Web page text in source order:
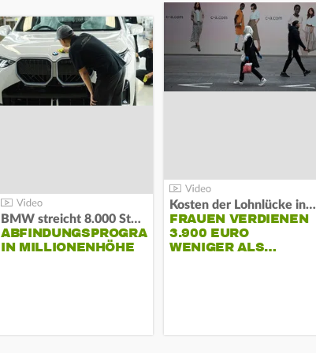
BMW streicht 8.000 Stellen:
ABFINDUNGSPROGRAMM
IN MILLIONENHÖHE
Kosten der Lohnlücke in der EU:
FRAUEN VERDIENEN
3.900 EURO
WENIGER ALS…